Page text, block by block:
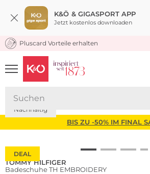
K&Ö & GIGASPORT APP
Jetzt kostenlos downloaden
KOSTENLOSER VERSAND* &
Pluscard Vorteile erhalten
UNSERE APP
CLICK &
BIS ZU -50% IM FINAL
DEAL
Nachhaltig
TOMMY HILFIGER
Badeschuhe TH EMBROIDERY